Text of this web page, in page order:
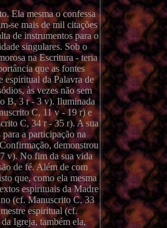
Ela mesma o confessa
se mais de mil citações
de instrumentos para o
singulares. Sob o
na Escritura - teria
que as fontes
espiritual da Palavra de
às vezes não sem
B, 3 r - 3 v). Iluminada
C, 11 v - 19 r) e
C, 34 r - 35 r). A sua
a participação na
demonstrou
v). No fim da sua vida
de fé. Além de com
que, como ela mesma
espirituais da Madre
(cf. Manuscrito C, 33
espiritual (cf.
Igreja, também ela,